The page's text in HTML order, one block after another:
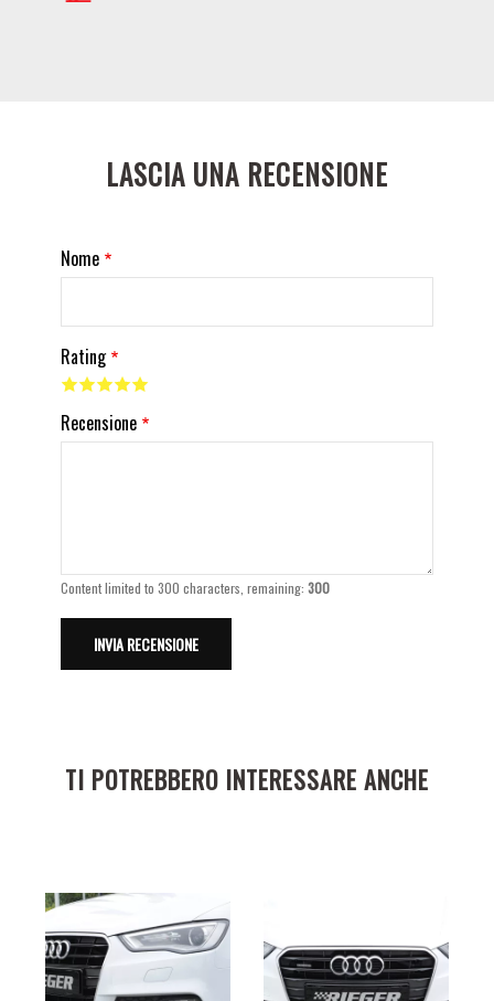
LASCIA UNA RECENSIONE
Nome
Rating
Recensione
Content limited to 300 characters, remaining:300
TI POTREBBERO INTERESSARE ANCHE